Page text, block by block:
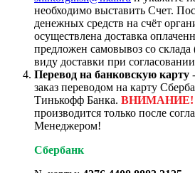
необходимо выставить Счет.
денежных средств на счёт
осуществлена доставка
предложен самовывоз со склада
виду доставки при согласовании
Перевод на банковскую карту
заказ переводом на карту
Тинькофф Банка. ВНИМАНИЕ!
производится только после
Менеджером!
Сбербанк